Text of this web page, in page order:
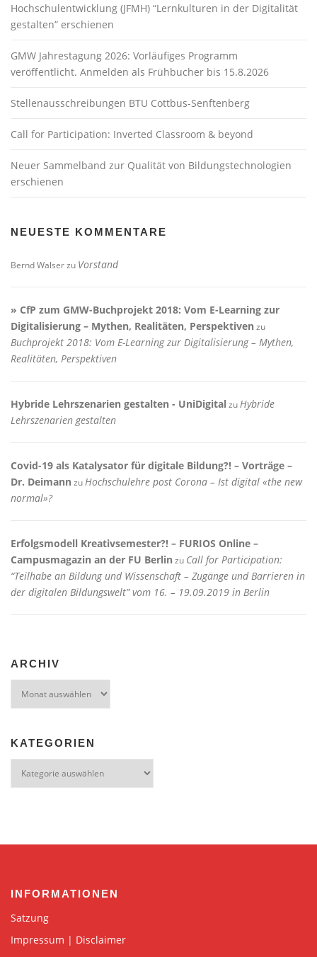
Hochschulentwicklung (JFMH) “Lernkulturen in der Digitalität
gestalten” erschienen
GMW Jahrestagung 2026: Vorläufiges Programm
veröffentlicht. Anmelden als Frühbucher bis 15.8.2026
Stellenausschreibungen BTU Cottbus-Senftenberg
Call for Participation: Inverted Classroom & beyond
Neuer Sammelband zur Qualität von Bildungstechnologien
erschienen
NEUESTE KOMMENTARE
Bernd Walserzu Vorstand
» CfP zum GMW-Buchprojekt 2018: Vom E-Learning zur
Digitalisierung – Mythen, Realitäten, Perspektiven zu
Buchprojekt 2018: Vom E-Learning zur Digitalisierung – Mythen,
Realitäten, Perspektiven
Hybride Lehrszenarien gestalten - UniDigitalzu Hybride
Lehrszenarien gestalten
Covid-19 als Katalysator für digitale Bildung?! – Vorträge –
Dr. Deimann zu Hochschulehre post Corona – Ist digital «the new
normal»?
Erfolgsmodell Kreativsemester?! – FURIOS Online –
Campusmagazin an der FU Berlin zu Call for Participation:
“Teilhabe an Bildung und Wissenschaft – Zugänge und Barrieren in
der digitalen Bildungswelt” vom 16. – 19.09.2019 in Berlin
ARCHIV
KATEGORIEN
INFORMATIONEN
Satzung
Impressum | Disclaimer